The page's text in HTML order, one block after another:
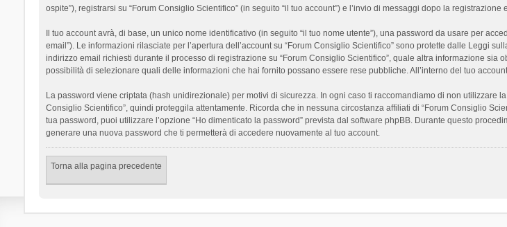
ospite”), registrarsi su “Forum Consiglio Scientifico” (in seguito “il tuo account”) e l’invio di messaggi dopo la registrazione
Il tuo account avrà, di base, un unico nome identificativo (in seguito “il tuo nome utente”), una password da usare per
email”). Le informazioni rilasciate per l’apertura dell’account su “Forum Consiglio Scientifico” sono protette dalle Leggi
indirizzo email richiesti durante il processo di registrazione su “Forum Consiglio Scientifico”, quale altra informazione
possibilità di selezionare quali delle informazioni che hai fornito possano essere rese pubbliche. All’interno del tuo
La password viene criptata (hash unidirezionale) per motivi di sicurezza. In ogni caso ti raccomandiamo di non utilizzare
Consiglio Scientifico”, quindi proteggila attentamente. Ricorda che in nessuna circostanza affiliati di “Forum Consiglio
tua password, puoi utilizzare l’opzione “Ho dimenticato la password” prevista dal software phpBB. Durante questo
generare una nuova password che ti permetterà di accedere nuovamente al tuo account.
Torna alla pagina precedente